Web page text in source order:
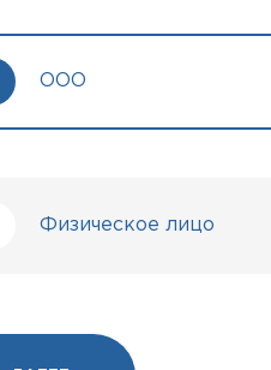
ООО
Физическое лицо